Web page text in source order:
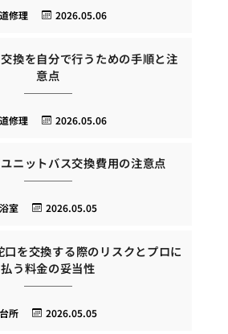
2026.05.06
修理
換を自分で行うための手順と注
意点
2026.05.06
修理
ニットバス交換費用の注意点
2026.05.05
浴室
を交換する際のリスクとプロに
払う料金の妥当性
2026.05.05
台所